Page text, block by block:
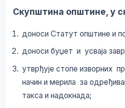
Скупштина општине, у
доноси Статут општине и
доноси буџет и усваја
утврђује стопе изворних
начин и мерила за
такса и надокнада;